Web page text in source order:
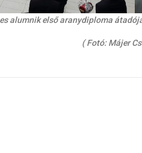
alumnik első aranydiploma
( Fotó: Májer